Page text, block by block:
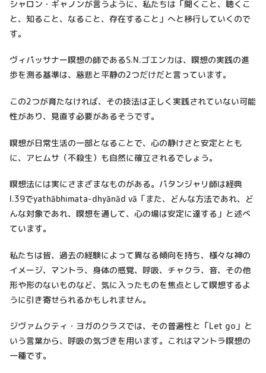
シャロン・ギャノンが言うように、私たちは「聞くこと、聴くこ
と、知ること、なること、存在すること」へと移行していくので
す。
ヴィパッサナー瞑想の師であるS.N.ゴエンカは、瞑想の実践の進
歩を測る基準は、慈悲と平静の2つだけだと言っています。
この2つが育たなければ、その技法は正しく実践されていない可能
性があり、見直す必要があるそうです。
瞑想が日常生活の一部となることで、心の静けさと安定ととも
に、アヒムサ（不殺生）も自然に確立されるでしょう。
瞑想法には実にさまざまなものがある。パタンジャリ師は経典
I.39でyathābhimata-dhyānād vā「また、どんな方法であれ、ど
んな対象であれ、瞑想を通して、心の場は安定に達する」と述べ
ています。
私たちは皆、過去の経験によって異なる傾向を持ち、様々な神の
イメージ、マントラ、身体の感覚、呼吸、チャクラ、音、その他
形や形のないものなど、気に入ったものを焦点として瞑想するよ
うに引き寄せられるかもしれません。
ジヴァムクティ・ヨガのクラスでは、その普遍性と「Let go」と
いう言葉から、呼吸の気づきを用います。これはマントラ瞑想の
一種です。